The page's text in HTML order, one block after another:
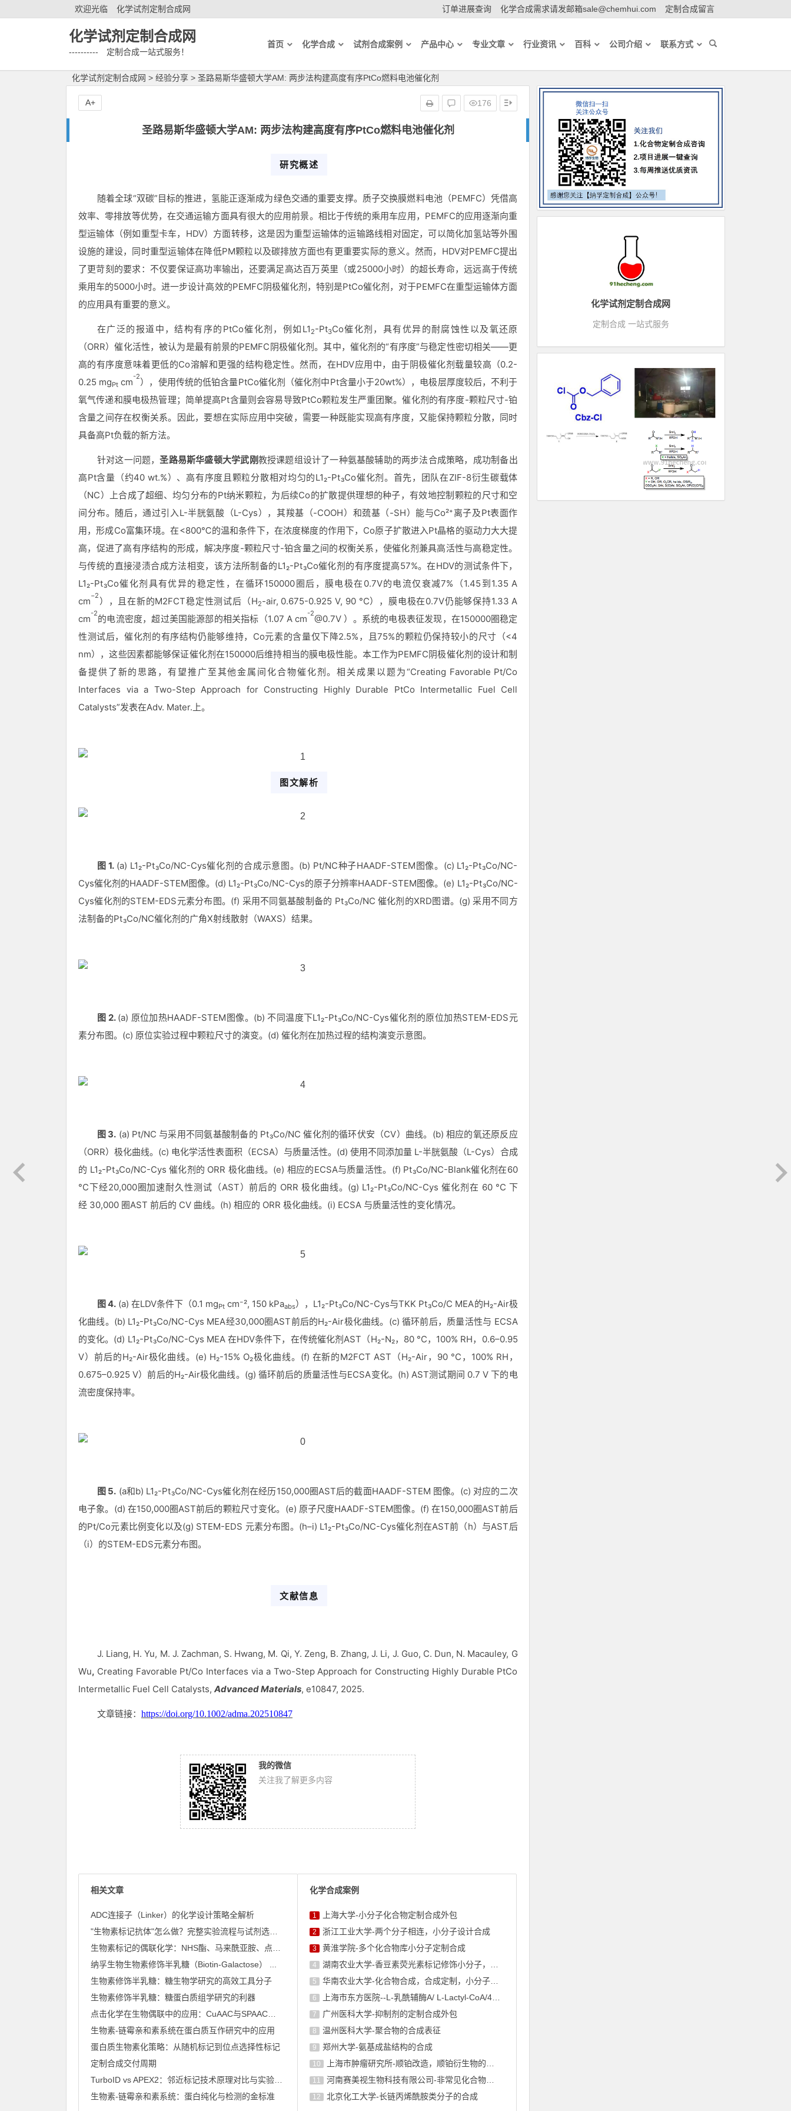
欢迎光临 化学试剂定制合成网 订单进展查询 化学合成需求请发邮箱sale@chemhui.com 定制合成留言
化学试剂定制合成网
---------- 定制合成一站式服务！
首页 化学合成 试剂合成案例 产品中心 专业文章 行业资讯 百科 公司介绍 联系方式
化学试剂定制合成网 > 经验分享 > 圣路易斯华盛顿大学AM: 两步法构建高度有序PtCo燃料电池催化剂
圣路易斯华盛顿大学AM: 两步法构建高度有序PtCo燃料电池催化剂
176
A+
研究概述
随着全球“双碳”目标的推进，氢能正逐渐成为绿色交通的重要支撑。质子交换膜燃料电池（PEMFC）凭借高
效率、零排放等优势，在交通运输方面具有很大的应用前景。相比于传统的乘用车应用，PEMFC的应用逐渐向重
型运输体（例如重型卡车，HDV）方面转移，这是因为重型运输体的运输路线相对固定，可以简化加氢站等外围
设施的建设，同时重型运输体在降低PM颗粒以及碳排放方面也有更重要实际的意义。然而，HDV对PEMFC提出
了更苛刻的要求：不仅要保证高功率输出，还要满足高达百万英里（或25000小时）的超长寿命，远远高于传统
乘用车的5000小时。进一步设计高效的PEMFC阴极催化剂，特别是PtCo催化剂，对于PEMFC在重型运输体方面
的应用具有重要的意义。
在广泛的报道中，结构有序的 PtCo催化剂，例如L12-Pt3Co催化剂，具有优异的耐腐蚀性以及氧还原
（ORR）催化活性，被认为是最有前景的PEMFC阴极催化剂。其中，催化剂的“有序度”与稳定性密切相关——更
高的有序度意味着更低的Co溶解和更强的结构稳定性。然而，在HDV应用中，由于阴极催化剂载量较高（0.2-
0.25 mgPt cm-2），使用传统的低铂含量PtCo催化剂（催化剂中Pt含量小于20wt%），电极层厚度较后，不利于
氧气传递和膜电极热管理；简单提高Pt含量则会容易导致PtCo颗粒发生严重团聚。催化剂的有序度-颗粒尺寸-铂
含量之间存在权衡关系。因此，要想在实际应用中突破，需要一种既能实现高有序度，又能保持颗粒分散，同时
具备高Pt负载的新方法。
针对这一问题，圣路易斯华盛顿大学武刚教授课题组设计了一种氨基酸辅助的两步法合成策略， 成功制备出
高Pt含量（约40 wt.%）、高有序度且颗粒分散相对均匀的L1₂-Pt₃Co催化剂。首先，团队在ZIF-8衍生碳载体
（NC）上合成了超细、均匀分布的Pt纳米颗粒，为后续Co的扩散提供理想的种子，有效地控制颗粒的尺寸和空
间分布。随后，通过引入L-半胱氨酸（L-Cys），其羧基（-COOH）和巯基（-SH）能与Co²⁺离子及Pt表面作
用，形成Co富集环境。在<800℃的温和条件下，在浓度梯度的作用下，Co原子扩散进入Pt晶格的驱动力大大提
高，促进了高有序结构的形成，解决序度-颗粒尺寸-铂含量之间的权衡关系，使催化剂兼具高活性与高稳定性。
与传统的直接浸渍合成方法相变，该方法所制备的L1₂-Pt₃Co催化剂的有序度提高57%。在HDV的测试条件下，
L1₂-Pt₃Co催化剂具有优异的稳定性，在循环150000圈后，膜电极在0.7V的电流仅衰减7%（1.45到1.35 A
cm−2 ），且在新的M2FCT稳定性测试后（H2-air, 0.675-0.925 V, 90 °C），膜电极在0.7V仍能够保持1.33 A
cm-2的电流密度，超过美国能源部的相关指标（1.07 A cm-2@0.7V ）。系统的电极表征发现，在150000圈稳定
性测试后，催化剂的有序结构仍能够维持，Co元素的含量仅下降2.5%，且75%的颗粒仍保持较小的尺寸（<4
nm），这些因素都能够保证催化剂在150000后维持相当的膜电极性能。本工作为PEMFC阴极催化剂的设计和制
备提供了新的思路，有望推广至其他金属间化合物催化剂。相关成果以题为“Creating Favorable Pt/Co
Interfaces via a Two-Step Approach for Constructing Highly Durable PtCo Intermetallic Fuel Cell
Catalysts”发表在Adv. Mater.上。
图文解析
图 1. (a) L1₂-Pt₃Co/NC-Cys催化剂的合成示意图。 (b) Pt/NC种子HAADF-STEM图像。 (c) L1₂-Pt₃Co/NC-
Cys催化剂的HAADF-STEM图像。 (d) L1₂-Pt₃Co/NC-Cys的原子分辨率HAADF-STEM图像。 (e) L1₂-Pt₃Co/NC-
Cys催化剂的STEM-EDS元素分布图。 (f) 采用不同氨基酸制备的 Pt₃Co/NC 催化剂的XRD图谱。 (g) 采用不同方
法制备的Pt₃Co/NC催化剂的广角X射线散射（WAXS）结果。
图 2. (a) 原位加热HAADF-STEM图像。 (b) 不同温度下L1₂-Pt₃Co/NC-Cys催化剂的原位加热STEM-EDS元
素分布图。 (c) 原位实验过程中颗粒尺寸的演变。 (d) 催化剂在加热过程的结构演变示意图。
图 3. (a) Pt/NC与采用不同氨基酸制备的 Pt₃Co/NC催化剂的循环伏安（CV）曲线。 (b) 相应的氧还原反应
（ORR）极化曲线。 (c) 电化学活性表面积（ECSA）与质量活性。 (d) 使用不同添加量 L-半胱氨酸（L-Cys）合成
的 L1₂-Pt₃Co/NC-Cys 催化剂的 ORR 极化曲线。 (e) 相应的ECSA与质量活性。 (f) Pt₃Co/NC-Blank催化剂在60
°C下经20,000圈加速耐久性测试（AST）前后的 ORR 极化曲线。 (g) L1₂-Pt₃Co/NC-Cys催化剂在 60 °C 下
经 30,000 圈AST 前后的 CV 曲线。 (h) 相应的 ORR 极化曲线。 (i) ECSA 与质量活性的变化情况。
图4. (a)在LDV条件下（0.1 mgPt cm⁻², 150 kPaabs）， L1₂-Pt₃Co/NC-Cys与TKK Pt₃Co/C MEA的H₂-Air极
化曲线。 (b) L1₂-Pt₃Co/NC-Cys MEA经30,000圈AST前后的H₂-Air极化曲线。 (c) 循环前后，质量活性与 ECSA
的变化。 (d) L1₂-Pt₃Co/NC-Cys MEA 在HDV条件下，在传统催化剂AST （H₂-N₂， 80 °C， 100% RH， 0.6–0.95
V）前后的H₂-Air极化曲线。 (e) H₂-15% O₂极化曲线。 (f) 在新的M2FCT AST （H₂-Air， 90 °C ， 100% RH ，
0.675–0.925 V）前后的H₂-Air极化曲线。 (g) 循环前后的质量活性与ECSA变化。 (h) AST测试期间 0.7 V下的电
流密度保持率。
图 5. (a和b) L1₂-Pt₃Co/NC-Cys催化剂在经历150,000圈AST后的截面HAADF-STEM 图像。 (c) 对应的二次
电子象。 (d) 在150,000圈AST前后的颗粒尺寸变化。 (e) 原子尺度HAADF-STEM图像。 (f) 在150,000圈AST前后
的Pt/Co元素比例变化以及(g) STEM-EDS 元素分布图。 (h–i) L1₂-Pt₃Co/NC-Cys催化剂在AST前（h）与AST后
（i）的STEM-EDS元素分布图。
文献信息
J. Liang, H. Yu, M. J. Zachman, S. Hwang, M. Qi, Y. Zeng, B. Zhang, J. Li, J. Guo, C. Dun, N. Macauley, G
Wu, Creating Favorable Pt/Co Interfaces via a Two-Step Approach for Constructing Highly Durable PtCo
Intermetallic Fuel Cell Catalysts, Advanced Materials, e10847, 2025.
文章链接： https://doi.org/10.1002/adma.202510847
我的微信
关注我了解更多内容
相关文章
ADC连接子（Linker）的化学设计策略全解析
纳孚生物生物素修饰半乳糖（Biotin-Galactose） ...
生物素修饰半乳糖：糖生物学研究的高效工具分子
生物素修饰半乳糖：糖蛋白质组学研究的利器
生物素-链霉亲和素系统在蛋白质互作研究中的应用
蛋白质生物素化策略：从随机标记到位点选择性标记
定制合成交付周期
生物素-链霉亲和素系统：蛋白纯化与检测的金标准
化学合成案例
1 上海大学-小分子化合物定制合成外包
2 浙江工业大学-两个分子相连，小分子设计合成
3 黄淮学院-多个化合物库小分子定制合成
4 湖南农业大学-香豆素荧光素标记修饰小分子，香豆素衍生物的合成
5 华南农业大学-化合物合成，合成定制，小分子化合物的订购
6 上海市东方医院--L-乳酰辅酶A/ L-Lactyl-CoA/4625-32-5/1926 ...
7 广州医科大学-抑制剂的定制合成外包
8 温州医科大学-聚合物的合成表征
9 郑州大学-氨基成盐结构的合成
10 上海巿肿瘤研究所-顺铂改造，顺铂衍生物的设计合成
11 河南赛美视生物科技有限公司-非常见化合物的定制合成，工艺研发
12 北京化工大学-长链丙烯酰胺类分子的合成
化学试剂定制合成网
定制合成 一站式服务